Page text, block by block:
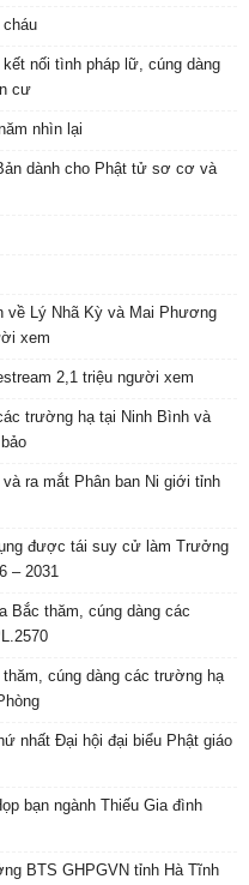
nối tình pháp lữ, cúng dàng
cư
nhìn lại
dành cho Phật tử sơ cơ và
về Lý Nhã Kỳ và Mai Phương
xem
2,1 triệu người xem
trường hạ tại Ninh Bình và
ra mắt Phân ban Ni giới tỉnh
được tái suy cử làm Trưởng
– 2031
Bắc thăm, cúng dàng các
cúng dàng các trường hạ
nhất Đại hội đại biểu Phật giáo
bạn ngành Thiếu Gia đình
BTS GHPGVN tỉnh Hà Tĩnh